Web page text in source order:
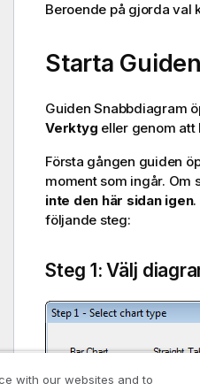
Beroende på gjorda val
Starta
Guiden Snabbdiagram
Verktyg eller genom att
Första gången guiden
moment som ingår.
inte den här sidan igen.
följande steg:
Steg 1: Välj
with our websites and to